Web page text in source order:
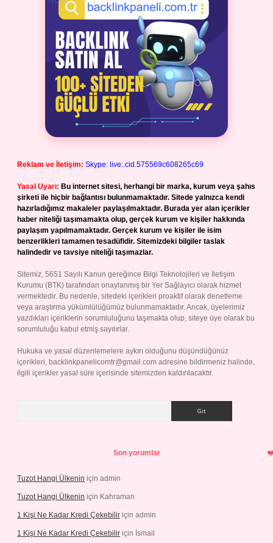
Reklam ve İletişim: Skype: live:.cid.575569c608265c69
Yasal Uyarı: Bu internet sitesi, herhangi bir marka, kurum veya şahıs
şirketi ile hiçbir bağlantısı bulunmamaktadır. Sitede yalnızca kendi
hazırladığımız makaleler paylaşılmaktadır. Burada yer alan içerikler
haber niteliği taşımamakta olup, gerçek kurum ve kişiler hakkında
paylaşım yapılmamaktadır. Gerçek kurum ve kişiler ile isim
benzerlikleri tamamen tesadüfidir. Sitemizdeki bilgiler taslak
halindedir ve tavsiye niteliği taşımazlar.
Sitemiz, 5651 Sayılı Kanun gereğince Bilgi Teknolojileri ve İletişim
Kurumu (BTK) tarafından onaylanmış bir Yer Sağlayıcı olarak hizmet
vermektedir. Bu nedenle, sitedeki içerikleri proaktif olarak denetleme
veya araştırma yükümlülüğümüz bulunmamaktadır. Ancak, üyelerimiz
yazdıkları içeriklerin sorumluluğunu taşımakta olup, siteye üye olarak bu
sorumluluğu kabul etmiş sayılırlar.
Hukuka ve yasal düzenlemelere aykırı olduğunu düşündüğünüz
içerikleri, backlinkpanelicomtr@gmail.com adresine bildirmeniz halinde,
ilgili içerikler yasal süre içerisinde sitemizden kaldırılacaktır.
Son yorumlar
Tuzot Hangi Ülkenin için admin
Tuzot Hangi Ülkenin için Kahraman
1 Kişi Ne Kadar Kredi Çekebilir için admin
1 Kişi Ne Kadar Kredi Çekebilir için İsmail